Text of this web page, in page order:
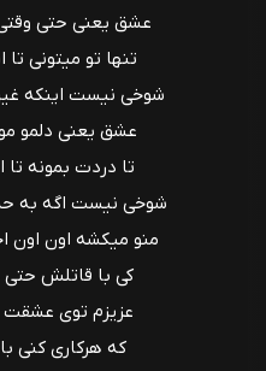
عشق یعنی حتی
تنها تو میتونی
شوخی نیست اینکه
عشق یعنی دلمو
تا دردت بمونه
شوخی نیست اگه به
منو میکشه اون اون
کی با قاتلش
عزیزم توی
که هرکاری کنی